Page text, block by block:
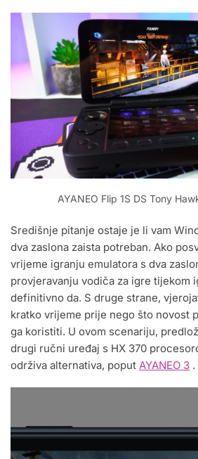
AYANEO Flip 1S DS Tony
Središnje pitanje ostaje je li vam
dva zaslona zaista potreban. Ako
vrijeme igranju emulatora s dva
provjeravanju vodiča za igre tijekom
definitivno da. S druge strane,
kratko vrijeme prije nego što novost
ga koristiti. U ovom scenariju,
drugi ručni uređaj s HX 370
održiva alternativa, poput AYANEO 3 .